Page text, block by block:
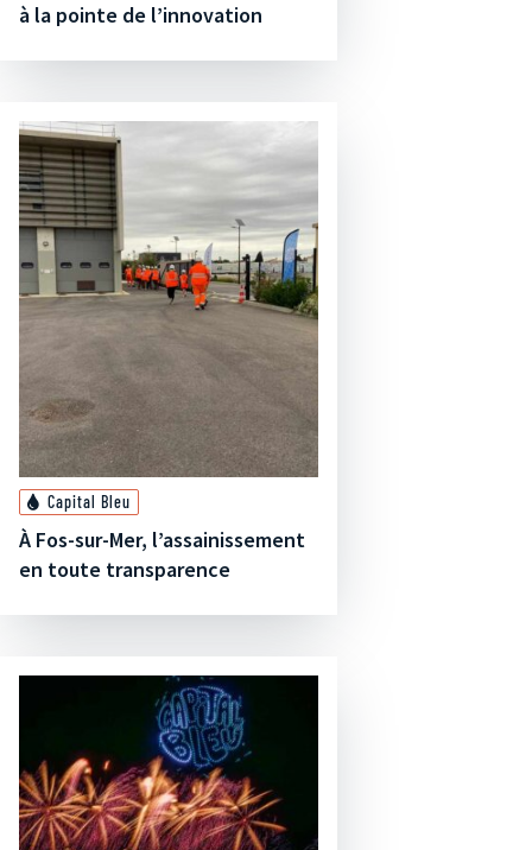
à la pointe de l’innovation
Capital Bleu
À Fos-sur-Mer, l’assainissement
en toute transparence